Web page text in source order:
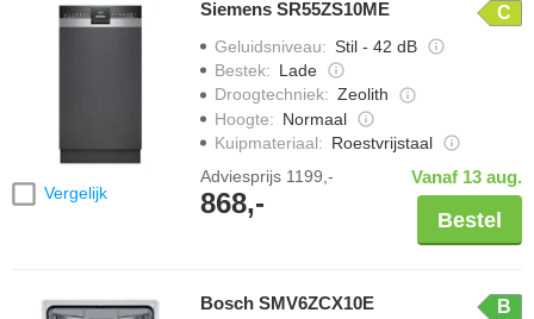
Vergelijk
Siemens SR55ZS10ME C
Geluidsniveau: Stil - 42 dB
Bestek: Lade
Droogtechniek: Zeolith
Hoogte: Normaal
Kuipmateriaal: Roestvrijstaal
Adviesprijs 1199,-
868,-
Vanaf 13 aug.
Bestel
Bosch SMV6ZCX10E B